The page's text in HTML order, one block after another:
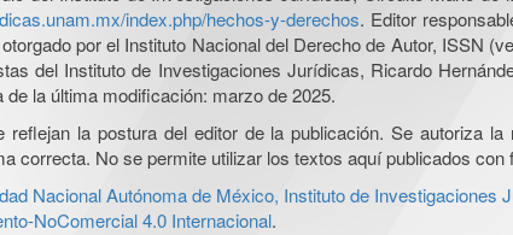
index.php/hechos-y-derechos. Editor
por el Instituto Nacional del Derecho de Autor, ISSN
del Instituto de Investigaciones Jurídicas, Ricardo
la última modificación: marzo de 2025.
la postura del editor de la publicación. Se autoriza
correcta. No se permite utilizar los textos aquí publicados
Nacional Autónoma de México, Instituto de Investigaciones
NoComercial 4.0 Internacional.